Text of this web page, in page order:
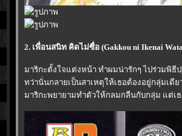
2. เพื่อนสนิท คิดไม่ซื่อ (Gakkou ni Ikenai
มาริกะตั้งใจแต่งหน้า ทำผมน่ารักๆ ไปร่วมพิ
ทว่านั่นกลายเป็นสาเหตุให้เธอต้องอยู่กลุ่มเดีย
มาริกะพยายามทำตัวให้กลมกลืนกับกลุ่ม แต่เธ